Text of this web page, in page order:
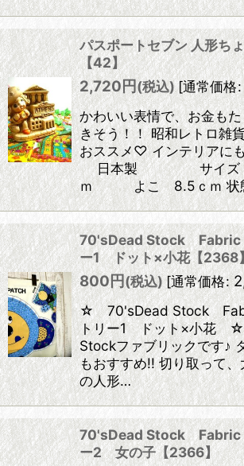
パスポートセブン 人形ち
【42】
2,720円(税込) [通常価格:
かわいい表情で、お金も
きそう！！ 昭和レトロ雑
おススメ♡ インテリアに
日本製 サイズ：
ｍ よこ 8.5ｃｍ 状
70'sDead Stock Fabric
ー1 ドット×小花【2368
800円(税込)[通常価格:
☆ 70'sDead Stock
トリー1 ドット×小花 ☆
Stockファブリックです♪
もおすすめ!! 切り取って
の人形…
70'sDead Stock Fabric
ー2 女の子【2366】